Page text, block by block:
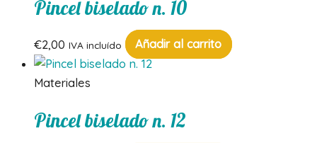
Pincel biselado n. 10
€2,00 IVA incluído Añadir al carrito
Materiales
Pincel biselado n. 12